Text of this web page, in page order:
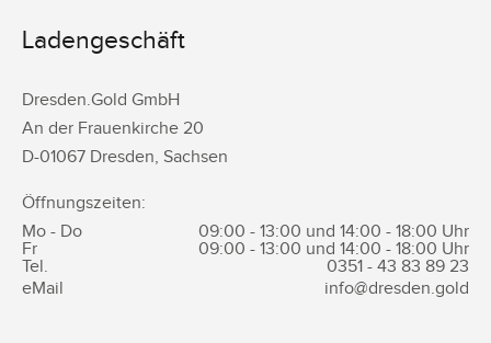
Ladengeschäft
Dresden.Gold GmbH
An der Frauenkirche 20
D-01067 Dresden, Sachsen
Öffnungszeiten:
Mo - Do
09:00 - 13:00 und 14:00 - 18:00 Uhr
Fr
09:00 - 13:00 und 14:00 - 18:00 Uhr
Tel.
0351 - 43 83 89 23
eMail
info@dresden.gold